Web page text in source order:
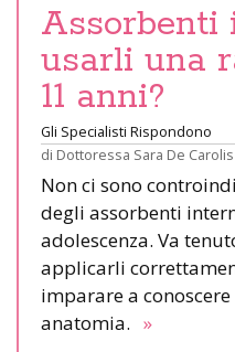
Assorbenti
usarli una
11 anni?
Gli Specialisti Rispondono
di Dottoressa Sara De Carolis
Non ci sono
degli assorbenti
adolescenza. Va
applicarli
imparare a
anatomia. »